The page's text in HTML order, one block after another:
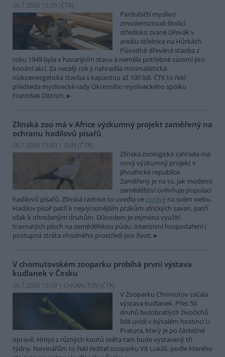
26.7.2026 15:59 (ČTK)
Pardubičtí myslivci
zmodernizovali školicí
středisko zvané Dřevák v
areálu střelnice na Hůrkách.
Původně dřevěná stavba z
roku 1949 byla v havarijním stavu a neměla potřebné zázemí pro
konání akcí. Za necelý rok ji nahradila minimalistická
nízkoenergetická stavba s kapacitou až 100 lidí. ČTK to řekl
předseda myslivecké rady Okresního mysliveckého spolku
František Dittrich.
Zlínská zoo má v Africe výzkumný projekt zaměřený na
ochranu hadilovů písařů
26.7.2026 15:50 | ZLÍN (ČTK)
Zlínská zoologická zahrada má
nový výzkumný projekt v
Jihoafrické republice.
Zaměřený je na to, jak moderní
zemědělství ovlivňuje populaci
hadilovů písařů. Zlínská radnice to uvedla vezprávě na svém webu.
Hadilov písař patří k nejvýraznějším ptákům afrických savan, patří
však k ohroženým druhům. Důvodem je zejména využití
travnatých ploch na zemědělskou půdu, intenzivní hospodaření i
postupná ztráta vhodného prostředí pro život.
V chomutovském zooparku probíhá první výstava
kudlanek v Česku
26.7.2026 15:19 | CHOMUTOV (ČTK)
V Zooparku Chomutov začala
výstava kudlanek. Přes 50
druhů bezobratlých živočichů
lidé uvidí v bývalém hostinci U
Pratura, který je po částečné
opravě. Hmyz z různých koutů světa tam bude vystavený tři
týdny. Novinářům to řekl ředitel zooparku Vít Lukáš, podle kterého